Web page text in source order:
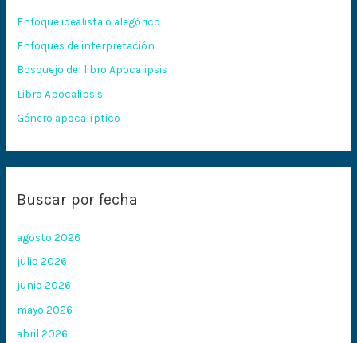
p
o
r
:
Enfoque idealista o alegórico
Enfoques de interpretación
Bosquejo del libro Apocalipsis
Libro Apocalipsis
Género apocalíptico
Buscar por fecha
agosto 2026
julio 2026
junio 2026
mayo 2026
abril 2026